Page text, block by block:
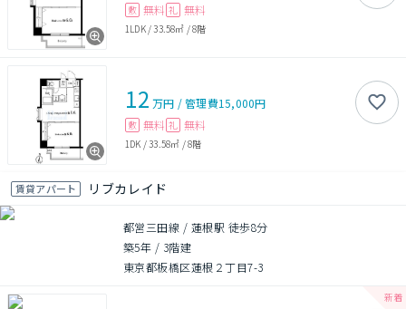
敷 無料 礼 無料
1LDK/33.58㎡ /8階
12 万円 /管理費15,000円
敷 無料 礼 無料
1DK /33.58㎡ /8階
賃貸アパート リブカレイド
都営三田線 / 蓮根駅 徒歩8分
築5年 / 3階建
東京都板橋区蓮根２丁目7-3